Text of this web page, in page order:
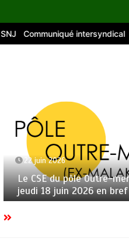
Communiqué intersyndical
22 juin 2026
Le CSE du pôle Outre-
jeudi 18 juin 2026 en bref